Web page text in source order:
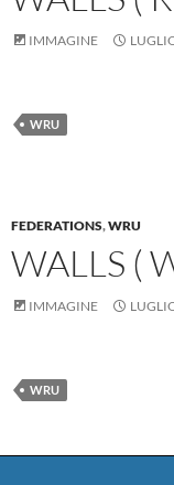
IMMAGINE
WRU
FEDERATIONS,WRU
WALLS (
IMMAGINE
WRU